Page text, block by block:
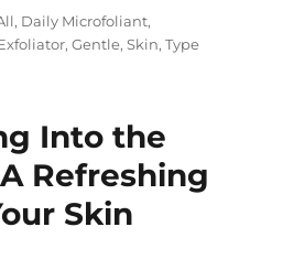
, Daily Microfoliant,
,Gentle,Skin,Type
Into the
Refreshing
Skin